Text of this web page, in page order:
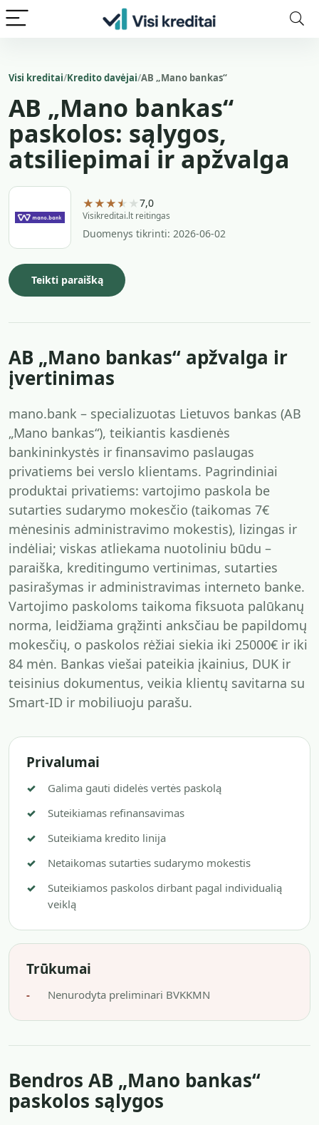
Visi kreditai Kredito davėjai AB „Mano bankas“
AB „Mano bankas“
paskolos: sąlygos,
atsiliepimai ir apžvalga
★★★★★7,0
Visikreditai.lt reitingas
Duomenys tikrinti: 2026-06-02
Teikti paraišką
AB „Mano bankas“ apžvalga ir
įvertinimas
mano.bank – specializuotas Lietuvos bankas (AB
„Mano bankas“), teikiantis kasdienės
bankininkystės ir finansavimo paslaugas
privatiems bei verslo klientams. Pagrindiniai
produktai privatiems: vartojimo paskola be
sutarties sudarymo mokesčio (taikomas 7€
mėnesinis administravimo mokestis), lizingas ir
indėliai; viskas atliekama nuotoliniu būdu –
paraiška, kreditingumo vertinimas, sutarties
pasirašymas ir administravimas interneto banke.
Vartojimo paskoloms taikoma fiksuota palūkanų
norma, leidžiama grąžinti anksčiau be papildomų
mokesčių, o paskolos rėžiai siekia iki 25000€ ir iki
84 mėn. Bankas viešai pateikia įkainius, DUK ir
teisinius dokumentus, veikia klientų savitarna su
Smart-ID ir mobiliuoju parašu.
Privalumai
Galima gauti didelės vertės paskolą
Suteikiamas refinansavimas
Suteikiama kredito linija
Netaikomas sutarties sudarymo mokestis
Suteikiamos paskolos dirbant pagal individualią
veiklą
Trūkumai
Nenurodyta preliminari BVKKMN
Bendros AB „Mano bankas“
paskolos sąlygos